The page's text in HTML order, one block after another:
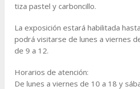
tiza pastel y carboncillo.
La exposición estará habilitada
podrá visitarse de lunes a viernes
de 9 a 12.
Horarios de atención:
De lunes a viernes de 10 a 18 y